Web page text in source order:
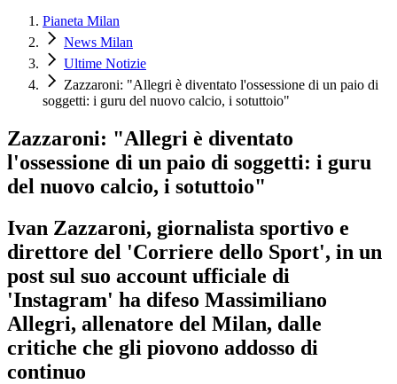
Pianeta Milan
News Milan
Ultime Notizie
Zazzaroni: "Allegri è diventato l'ossessione di un paio di
soggetti: i guru del nuovo calcio, i sotuttoio"
Zazzaroni: "Allegri è diventato
l'ossessione di un paio di soggetti: i guru
del nuovo calcio, i sotuttoio"
Ivan Zazzaroni, giornalista sportivo e
direttore del 'Corriere dello Sport', in un
post sul suo account ufficiale di
'Instagram' ha difeso Massimiliano
Allegri, allenatore del Milan, dalle
critiche che gli piovono addosso di
continuo